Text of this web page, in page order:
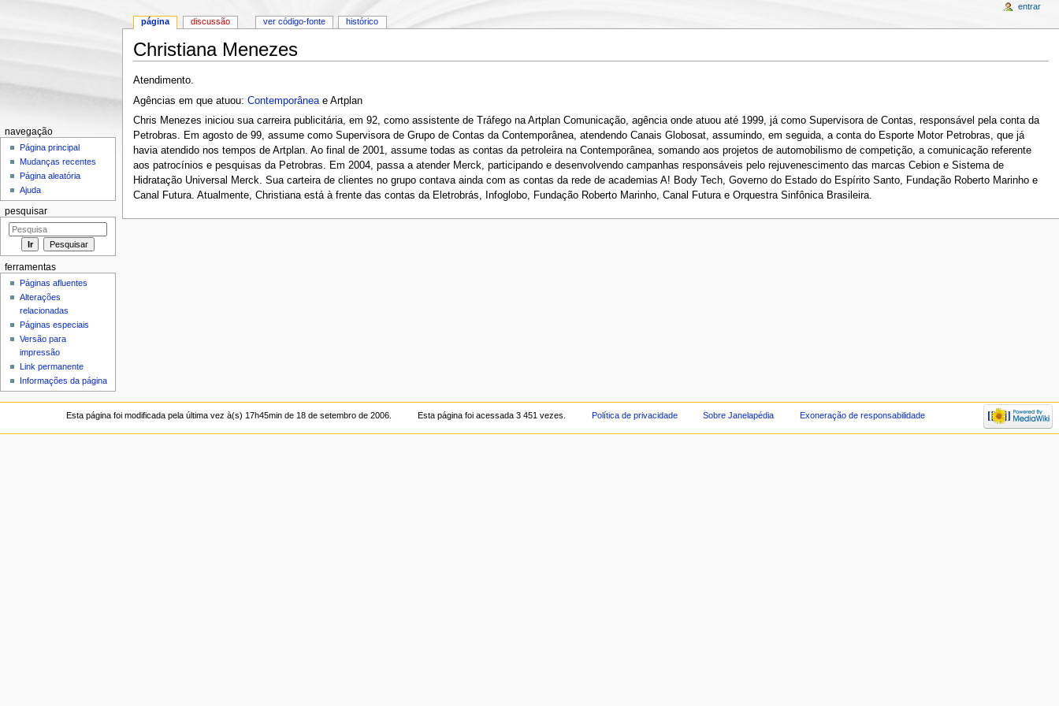
Christiana Menezes
Atendimento.
Agências em que atuou: Contemporâneae Artplan
Chris Menezes iniciou sua carreira publicitária, em 92, como assistente de Tráfego na Artplan Comunicação, agência onde atuou até 1999, já como Supervisora de Contas, responsável pela conta da
Petrobras. Em agosto de 99, assume como Supervisora de Grupo de Contas da Contemporânea, atendendo Canais Globosat, assumindo, em seguida, a conta do Esporte Motor Petrobras, que já
havia atendido nos tempos de Artplan. Ao final de 2001, assume todas as contas da petroleira na Contemporânea, somando aos projetos de automobilismo de competição, a comunicação referente
aos patrocínios e pesquisas da Petrobras. Em 2004, passa a atender Merck, participando e desenvolvendo campanhas responsáveis pelo rejuvenescimento das marcas Cebion e Sistema de
Hidratação Universal Merck. Sua carteira de clientes no grupo contava ainda com as contas da rede de academias A! Body Tech, Governo do Estado do Espírito Santo, Fundação Roberto Marinho e
Canal Futura. Atualmente, Christiana está à frente das contas da Eletrobrás, Infoglobo, Fundação Roberto Marinho, Canal Futura e Orquestra Sinfônica Brasileira.
página discussão ver código-fonte histórico
entrar
navegação
Página principal
Mudanças recentes
Página aleatória
Ajuda
pesquisar
ferramentas
Páginas afluentes
Alterações
relacionadas
Páginas especiais
Versão para
impressão
Link permanente
Informações da página
Esta página foi modificada pela última vez à(s) 17h45min de 18 de setembro de 2006. Esta página foi acessada 3 451 vezes. Política de privacidade Sobre Janelapédia Exoneração de responsabilidade